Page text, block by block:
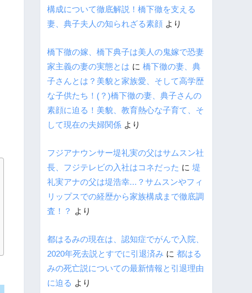
構成について徹底解説！橋下徹を支える
妻、典子夫人の知られざる素顔 より
橋下徹の嫁、橋下典子は美人の鬼嫁で恐妻
家主義の妻の実態とは に 橋下徹の妻、典
子さんとは？美貌と家族愛、そして高学歴
な子供たち！(？)橋下徹の妻、典子さんの
素顔に迫る！美貌、教育熱心な子育て、そ
して現在の夫婦関係 より
フジアナウンサー堤礼実の父はサムスン社
長、フジテレビの入社はコネだった に 堤
礼実アナの父は堤浩幸...？サムスンやフィ
リップスでの経歴から家族構成まで徹底調
査！？ より
都はるみの現在は、認知症でがんで入院、
2020年死去説とすでに引退済み に 都はる
みの死亡説についての最新情報と引退理由
に迫る より